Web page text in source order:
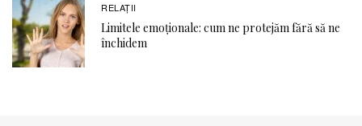
RELAŢII
Limitele emoționale: cum ne protejăm fără să ne
închidem